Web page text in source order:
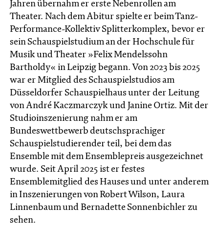
Jahren übernahm er erste Nebenrollen am
Theater. Nach dem Abitur spielte er beim Tanz-
Performance-Kollektiv Splitterkomplex, bevor er
sein Schauspielstudium an der Hochschule für
Musik und Theater »Felix Mendelssohn
Bartholdy« in Leipzig begann. Von 2023 bis 2025
war er Mitglied des Schauspielstudios am
Düsseldorfer Schauspielhaus unter der Leitung
von André Kaczmarczyk und Janine Ortiz. Mit der
Studioinszenierung nahm er am
Bundeswettbewerb deutschsprachiger
Schauspielstudierender teil, bei dem das
Ensemble mit dem Ensemblepreis ausgezeichnet
wurde. Seit April 2025 ist er festes
Ensemblemitglied des Hauses und unter anderem
in Inszenierungen von Robert Wilson, Laura
Linnenbaum und Bernadette Sonnenbichler zu
sehen.